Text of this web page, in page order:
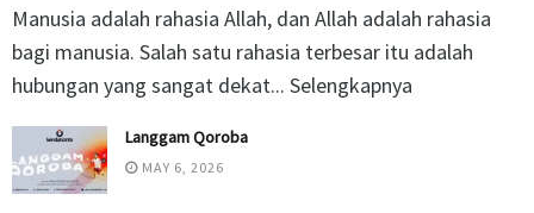
Manusia adalah rahasia Allah, dan Allah adalah rahasia
bagi manusia. Salah satu rahasia terbesar itu adalah
hubungan yang sangat dekat... Selengkapnya
Langgam Qoroba
MAY 6, 2026